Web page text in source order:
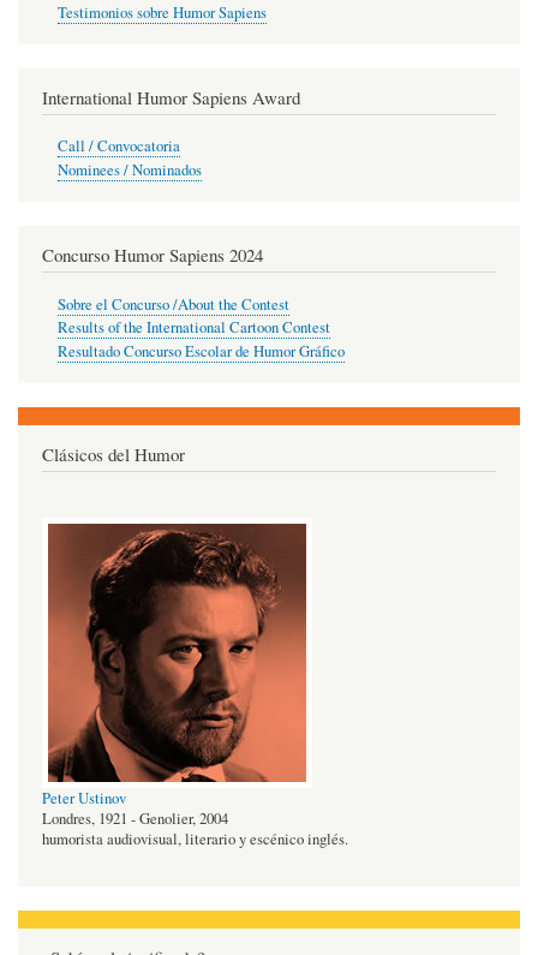
Testimonios sobre Humor Sapiens
International Humor Sapiens Award
Call / Convocatoria
Nominees / Nominados
Concurso Humor Sapiens 2024
Sobre el Concurso /About the Contest
Results of the International Cartoon Contest
Resultado Concurso Escolar de Humor Gráfico
Clásicos del Humor
Peter Ustinov
Londres, 1921 - Genolier, 2004
humorista audiovisual, literario y escénico inglés.